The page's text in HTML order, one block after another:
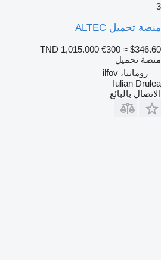
3
منصة تحميل ALTEC
TND 1,015.000 €300 ≈ $346.60
منصة تحميل
رومانيا، ilfov
Iulian Drulea
الاتصال بالبائع